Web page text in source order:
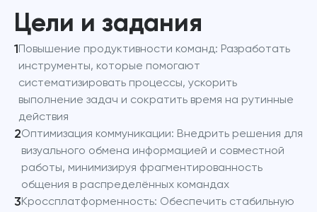
Цели и задания
1
Повышение продуктивности команд: Разработать
инструменты, которые помогают
систематизировать процессы, ускорить
выполнение задач и сократить время на рутинные
действия
2Оптимизация коммуникации: Внедрить решения для
визуального обмена информацией и совместной
работы, минимизируя фрагментированность
общения в распределённых командах
3Кроссплатформенность: Обеспечить стабильную